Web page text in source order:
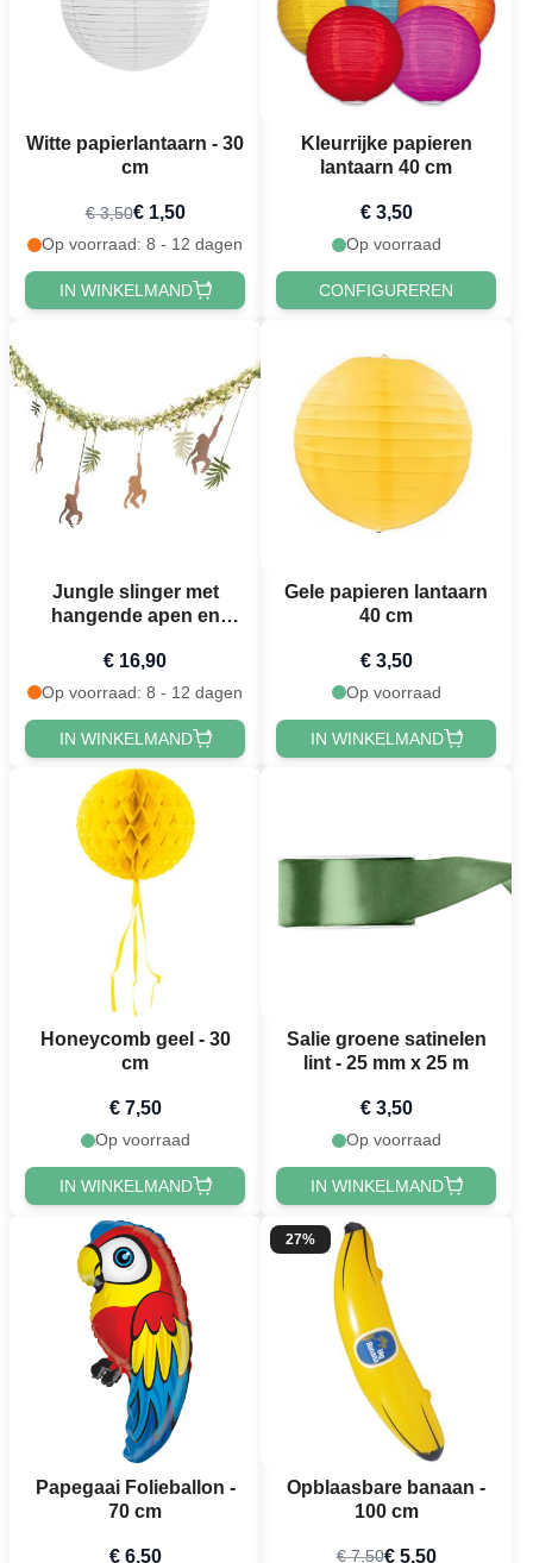
Witte papierlantaarn - 30
cm
€ 3,50€ 1,50
Op voorraad: 8 - 12 dagen
IN WINKELMAND
Kleurrijke papieren
lantaarn 40 cm
€ 3,50
Op voorraad
CONFIGUREREN
Jungle slinger met
hangende apen en
€ 16,90
Op voorraad: 8 - 12 dagen
IN WINKELMAND
Gele papieren lantaarn
40 cm
€ 3,50
Op voorraad
IN WINKELMAND
Honeycomb geel - 30
cm
€ 7,50
Op voorraad
IN WINKELMAND
Salie groene satinelen
lint - 25 mm x 25 m
€ 3,50
Op voorraad
IN WINKELMAND
Papegaai Folieballon -
70 cm
€ 6,50
27%
Opblaasbare banaan -
100 cm
€ 7,50€ 5,50